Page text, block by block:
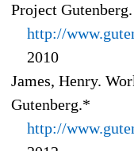
Project Gutenberg.
http://
2010
James, Henry.
Gutenberg.*
http://